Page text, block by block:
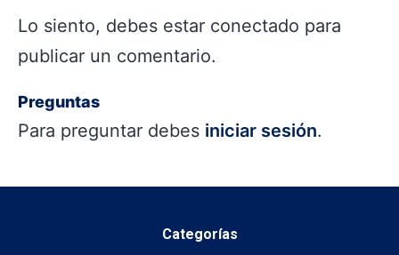
Lo siento, debes estar conectado para
publicar un comentario.
Preguntas
Para preguntar debes iniciar sesión.
Categorías